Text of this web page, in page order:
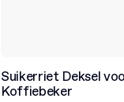
Suikerriet Deksel
Koffiebeker